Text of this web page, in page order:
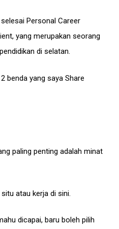
Personal Career
yang merupakan seorang
di selatan.
benda yang saya Share
paling penting adalah minat
atau kerja di sini.
dicapai, baru boleh pilih